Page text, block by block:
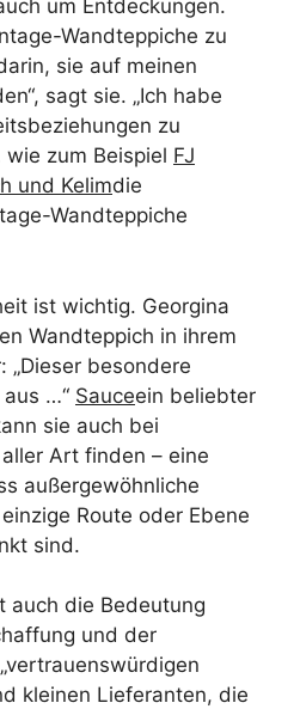
um Entdeckungen.
Wandteppiche zu
sie auf meinen
sagt sie. „Ich habe
zu
zum Beispiel FJ
und Kelimdie
Wandteppiche
ist wichtig. Georgina
Wandteppich in ihrem
„Dieser besondere
…“ Sauceein beliebter
sie auch bei
Art finden – eine
außergewöhnliche
Route oder Ebene
sind.
auch die Bedeutung
und der
kleinen Lieferanten, die